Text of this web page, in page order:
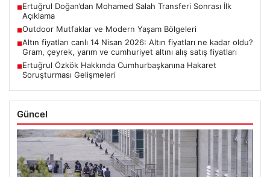
■Ertuğrul Doğan’dan Mohamed Salah Transferi Sonrası İlk
Açıklama
■Outdoor Mutfaklar ve Modern Yaşam Bölgeleri
■Altın fiyatları canlı 14 Nisan 2026: Altın fiyatları ne kadar oldu?
Gram, çeyrek, yarım ve cumhuriyet altını alış satış fiyatları
■Ertuğrul Özkök Hakkında Cumhurbaşkanına Hakaret
Soruşturması Gelişmeleri
Güncel